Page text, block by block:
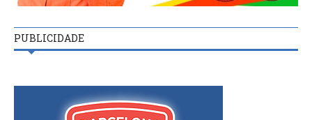
PUBLICIDADE